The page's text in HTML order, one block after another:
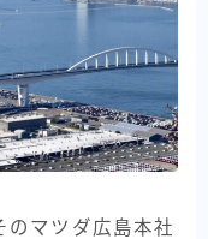
のマツダ広島本社